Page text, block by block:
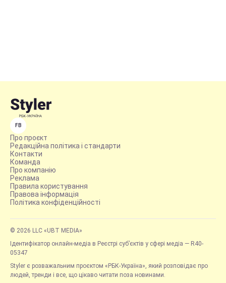
FB
Про проєкт
Редакційна політика і стандарти
Контакти
Команда
Про компанію
Реклама
Правила користування
Правова інформація
Політика конфіденційності
© 2026 LLC «UBT MEDIA»
Ідентифікатор онлайн-медіа в Реєстрі суб’єктів у сфері медіа — R40-
05347
Styler є розважальним проєктом «РБК-Україна», який розповідає про
людей, тренди і все, що цікаво читати поза новинами.